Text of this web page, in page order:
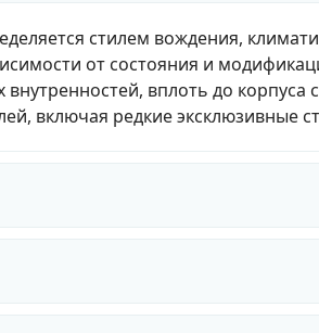
стилем вождения,
от состояния и
вплоть до корпуса
включая редкие эксклюзивные